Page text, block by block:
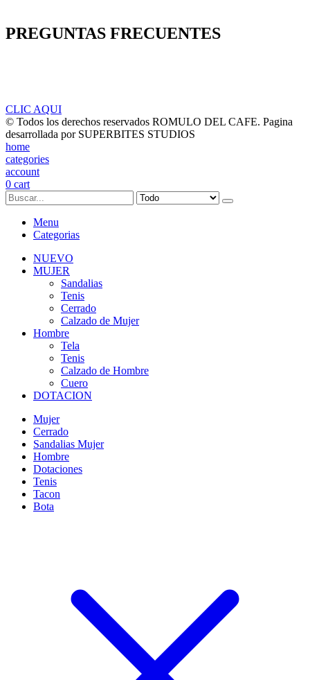
PREGUNTAS FRECUENTES
CLIC AQUI
© Todos los derechos reservados ROMULO DEL CAFE. Pagina
desarrollada por SUPERBITES STUDIOS
home
categories
account
0 cart
Menu
Categorias
NUEVO
MUJER
Sandalias
Tenis
Cerrado
Calzado de Mujer
Hombre
Tela
Tenis
Calzado de Hombre
Cuero
DOTACION
Mujer
Cerrado
Sandalias Mujer
Hombre
Dotaciones
Tenis
Tacon
Bota